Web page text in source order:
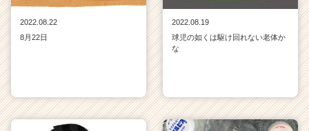
2022.08.22
8月22日
2022.08.19
球児の如くは駆け回れない老体か
な